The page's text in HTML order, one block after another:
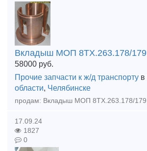
Вкладыш МОП 8ТХ.263.178/179
58000 руб.
Прочие запчасти к ж/д транспорту в
области, Челябинске
17.09.24
1827
0